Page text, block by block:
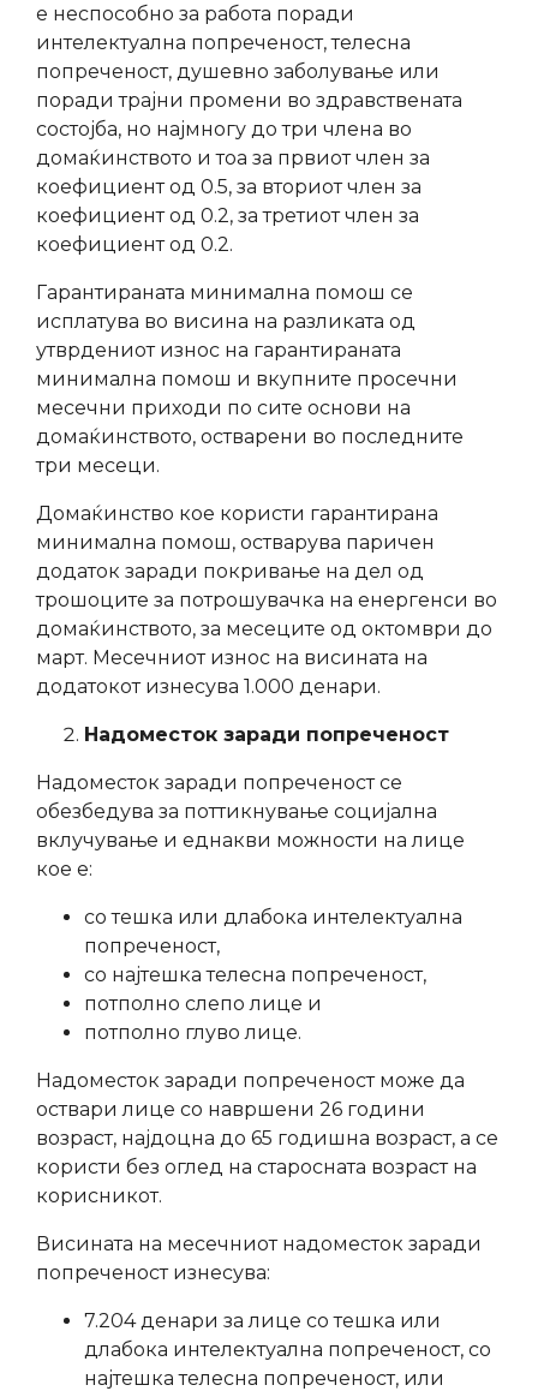
е неспособно за работа поради
интелектуална попреченост, телесна
попреченост, душевно заболување или
поради трајни промени во здравствената
состојба, но најмногу до три члена во
домаќинството и тоа за првиот член за
коефициент од 0.5, за вториот член за
коефициент од 0.2, за третиот член за
коефициент од 0.2.
Гарантираната минимална помош се
исплатува во висина на разликата од
утврдениот износ на гарантираната
минимална помош и вкупните просечни
месечни приходи по сите основи на
домаќинството, остварени во последните
три месеци.
Домаќинство кое користи гарантирана
минимална помош, остварува паричен
додаток заради покривање на дел од
трошоците за потрошувачка на енергенси во
домаќинството, за месеците од октомври до
март. Месечниот износ на висината на
додатокот изнесува 1.000 денари.
Надоместок заради попреченост
Надоместок заради попреченост се
обезбедува за поттикнување социјална
вклучување и еднакви можности на лице
кое е:
со тешка или длабока интелектуална
попреченост,
со најтешка телесна попреченост,
потполно слепо лице и
потполно глуво лице.
Надоместок заради попреченост може да
оствари лице со навршени 26 години
возраст, најдоцна до 65 годишна возраст, а се
користи без оглед на старосната возраст на
корисникот.
Висината на месечниот надоместок заради
попреченост изнесува:
7.204 денари за лице со тешка или
длабока интелектуална попреченост, со
најтешка телесна попреченост, или